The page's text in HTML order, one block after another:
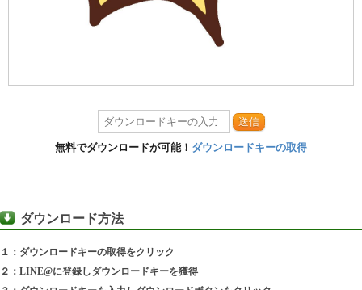
送信
無料でダウンロードが可能！ ダウンロードキーの取得
ダウンロード方法
１：ダウンロードキーの取得をクリック
２：LINE@に登録しダウンロードキーを獲得